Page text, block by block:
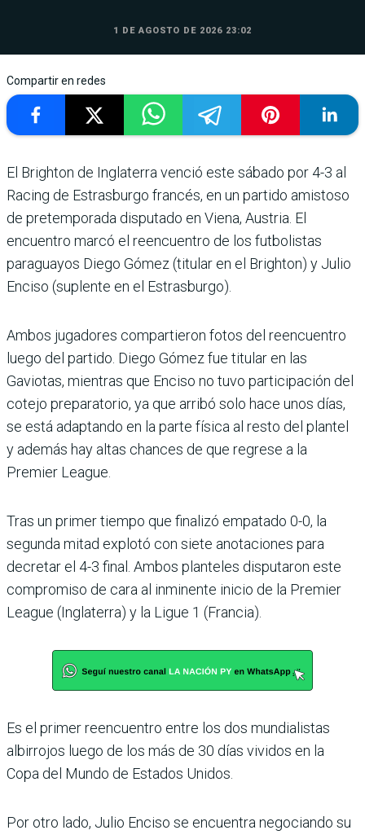
1 DE AGOSTO DE 2026 23:02
Compartir en redes
El Brighton de Inglaterra venció este sábado por 4-3 al
Racing de Estrasburgo francés, en un partido amistoso
de pretemporada disputado en Viena, Austria. El
encuentro marcó el reencuentro de los futbolistas
paraguayos Diego Gómez (titular en el Brighton) y Julio
Enciso (suplente en el Estrasburgo).
Ambos jugadores compartieron fotos del reencuentro
luego del partido. Diego Gómez fue titular en las
Gaviotas, mientras que Enciso no tuvo participación del
cotejo preparatorio, ya que arribó solo hace unos días,
se está adaptando en la parte física al resto del plantel
y además hay altas chances de que regrese a la
Premier League.
Tras un primer tiempo que finalizó empatado 0-0, la
segunda mitad explotó con siete anotaciones para
decretar el 4-3 final. Ambos planteles disputaron este
compromiso de cara al inminente inicio de la Premier
League (Inglaterra) y la Ligue 1 (Francia).
Es el primer reencuentro entre los dos mundialistas
albirrojos luego de los más de 30 días vividos en la
Copa del Mundo de Estados Unidos.
Por otro lado, Julio Enciso se encuentra negociando su